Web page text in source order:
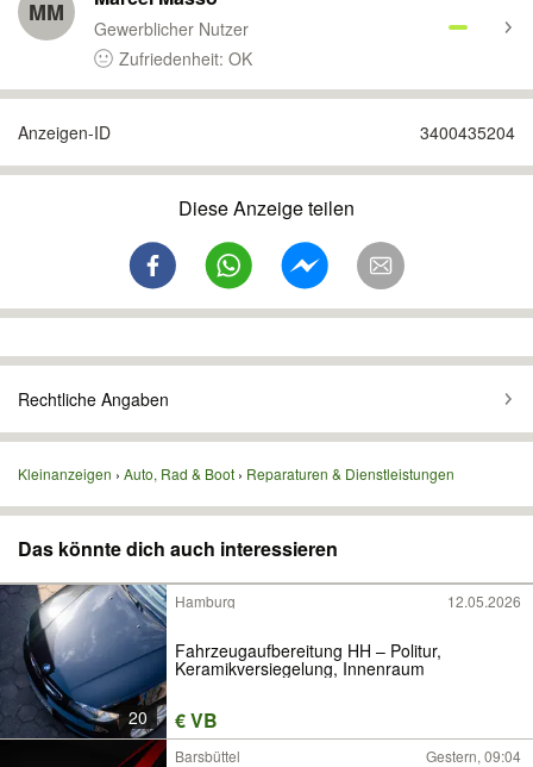
MM
Gewerblicher Nutzer
Zufriedenheit: OK
Anzeigen-ID 3400435204
Diese Anzeige teilen
Rechtliche Angaben
Kleinanzeigen Auto, Rad & Boot Reparaturen & Dienstleistungen
Das könnte dich auch interessieren
20
Hamburg 12.05.2026
Fahrzeugaufbereitung HH – Politur,
Keramikversiegelung, Innenraum
€ VB
Barsbüttel Gestern, 09:04